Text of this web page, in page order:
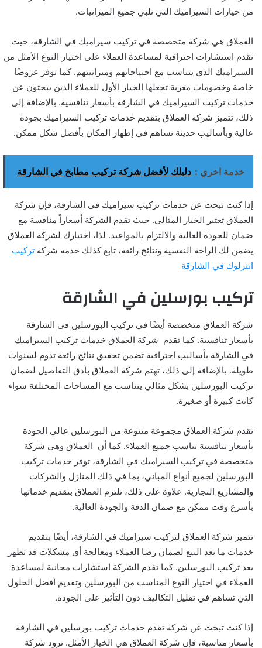
من خيارات السيراميك التي تلبي جميع الميزانيات.
العملاق هي شركة متخصصة في تركيب سيراميك في الشارقة، حيث
تقدم استشارات احترافية لمساعدة العملاء على اختيار النوع الأمثل من
السيراميك الذي يتناسب مع احتياجاتهم وميزانيتهم. كما توفر عروضًا
خاصة وخصومات مغرية تجعلها الخيار الأول للعملاء الذين يبحثون عن
خدمات تركيب السيراميك في الشارقة بأسعار تنافسية. بالإضافة إلى
ذلك، تتميز شركة العملاق بتقديم خدمات تركيب السيراميك بجودة
عالية وبأساليب حديثة تساهم في إظهار المكان بأفضل شكل ممكن.
خدمة اخري : دليلك لأفضل شركة تركيب مطابخ في الشارقة
إذا كنت تبحث عن خدمات تركيب سيراميك في الشارقة، فإن شركة
العملاق تعتبر الخيار المثالي. حيث تقدم الشركة أسعاراً منافسة مع
ضمان للجودة العالية والالتزام بالمواعيد. لذا، اختيارك لشركة العملاق
يضمن لك الراحة النفسية ونتائج رائعة، تابع كذلك خدمة شركة تركيب
انترلوك في الشارقة
تركيب بورسلين في الشارقة
شركة العملاق متخصصة أيضًا في تركيب البورسلين في الشارقة
بأسعار تنافسية. كما تقدم شركة العملاق خدمات تركيب السيراميك
في الشارقة بأساليب احترافية تضمن تحقيق نتائج رائعة تدوم لسنوات
طويلة. بالإضافة إلى ذلك، تهتم شركة العملاق بأدق التفاصيل لضمان
تركيب البورسلين بشكل مثالي يتناسب مع المساحات المختلفة سواء
كانت كبيرة أو صغيرة.
تقدم شركة العملاق مجموعة متنوعة من البورسلين عالي الجودة
بأسعار تنافسية تناسب جميع العملاء. كما أن العملاق وهي شركة
متخصصة في تركيب السيراميك في الشارقة، توفر خدمات تركيب
البورسلين لجميع أنواع المباني، بما في ذلك المنازل والشركات
والمشاريع التجارية. علاوة على ذلك، تلتزم العملاق بتقديم خدماتها
بأسرع وقت ممكن مع ضمان الدقة والجودة العالية.
تتميز شركة العملاق لتركيب سيراميك في الشارقة، أيضًا بتقديم
خدمات ما بعد البيع لضمان رضا العملاء ومعالجة أي مشكلات قد تظهر
بعد تركيب البورسلين. كما تقدم الشركة استشارات مجانية لمساعدة
العملاء في اختيار النوع المناسب من البورسلين وتقديم أفضل الحلول
التي تساهم في تقليل التكاليف دون التأثير على الجودة.
إذا كنت تبحث عن شركة تقدم خدمات تركيب بورسلين في الشارقة
بأسعار مناسبة، فإن شركة العملاق هي الخيار الأمثل. تزود شركة